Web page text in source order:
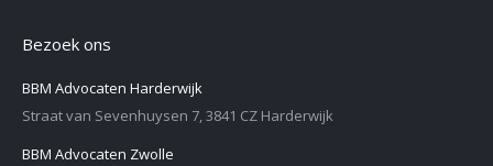
Bezoek ons
BBM Advocaten Harderwijk
Straat van Sevenhuysen 7, 3841 CZ Harderwijk
BBM Advocaten Zwolle